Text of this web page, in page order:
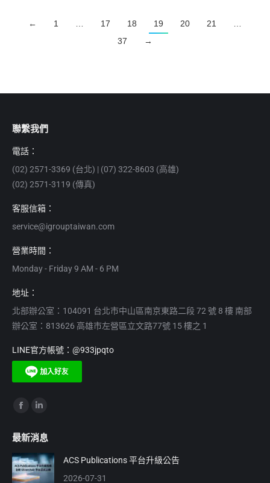
← 1 … 17 18 19 20 21
…
37
→
聯繫我們
電話：
(02) 2571-3369 (台北) | (07) 322-8603 (高雄)
(02) 2571-3119 (傳真)
客服信箱：
service@igrouptaiwan.com
營業時間：
Monday - Friday 9 AM - 6 PM
地址：
北部辦公室：104091 台北市中山區南京東路二段 72 號 8 樓 南部
辦公室：813626 高雄市左營區立文路77號 15 樓之 1
LINE官方帳號：@933jpqto
Find us on:
opens
in
new
opens
in
new
最新消息
ACS Publications 平台升級公告
2026-07-31